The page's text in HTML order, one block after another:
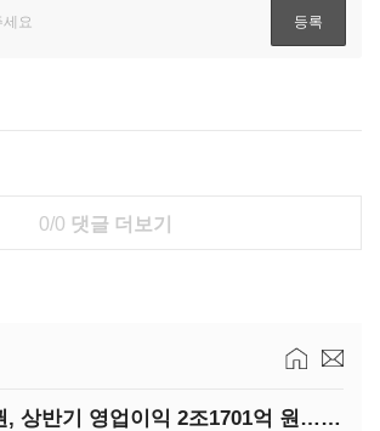
0/0 댓글 더보기
한국투자증권, 상반기 영업이익 2조1701억 원… 전년비 89.1%↑